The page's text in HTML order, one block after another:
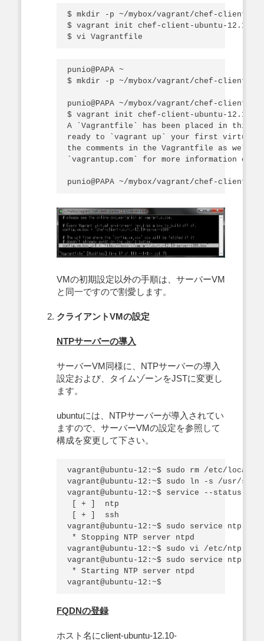
$ mkdir -p ~/mybox/vagrant/chef-client-
$ vagrant init chef-client-ubuntu-12.10-
punio@PAPA ~
$ mkdir -p ~/mybox/vagrant/chef-client-
punio@PAPA ~/mybox/vagrant/chef-client-
$ vagrant init chef-client-ubuntu-12.10-
A `Vagrantfile` has been placed in this
ready to `vagrant up` your first virtual
the comments in the Vagrantfile as well as
`vagrantup.com` for more information on
VMの初期設定以外の手順は、サーバーVM
と同一ですので割愛します。
クライアントVMの設定
NTPサーバーの導入
サーバーVM同様に、NTPサーバーの導入
設定および、タイムゾーンをJSTに変更し
ます。
ubuntuには、NTPサーバーが導入されてい
ますので、サーバーVMの設定を参照して
構成を変更して下さい。
vagrant@ubuntu-12:~$ sudo rm /etc/
vagrant@ubuntu-12:~$ sudo ln -s /usr/
vagrant@ubuntu-12:~$ service --status-
[ + ]  ntp
[ + ]  ssh
vagrant@ubuntu-12:~$ sudo service ntp
* Stopping NTP server ntpd
vagrant@ubuntu-12:~$ sudo vi /etc/
vagrant@ubuntu-12:~$ sudo service ntp
* Starting NTP server ntpd
FQDNの登録
ホスト名にclient-ubuntu-12.10-